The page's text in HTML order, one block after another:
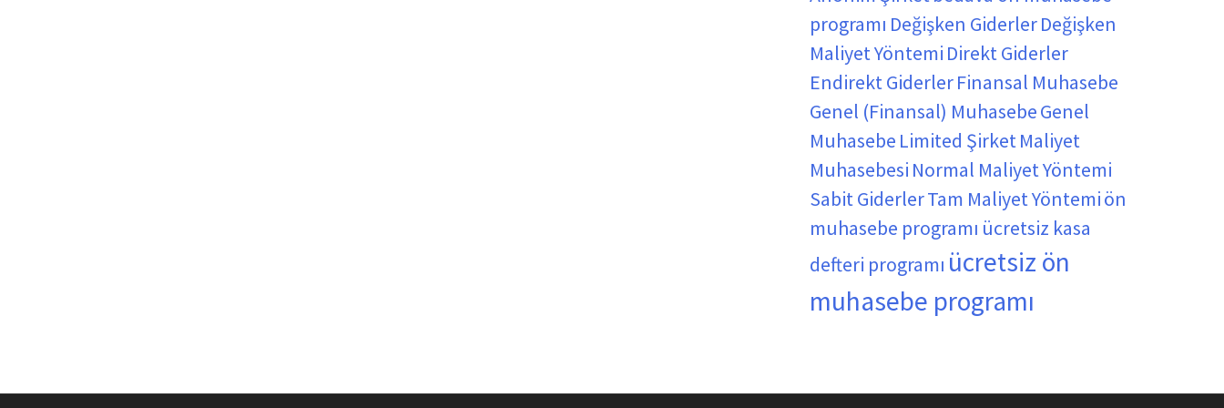
programı Değişken GiderlerDeğişken
Maliyet Yöntemi Direkt Giderler
Endirekt GiderlerFinansal Muhasebe
Genel (Finansal) MuhasebeGenel
Muhasebe Limited ŞirketMaliyet
Muhasebesi Normal Maliyet Yöntemi
Sabit GiderlerTam Maliyet Yöntemiön
muhasebe programı ücretsiz kasa
defteri programı ücretsiz ön
muhasebe programı